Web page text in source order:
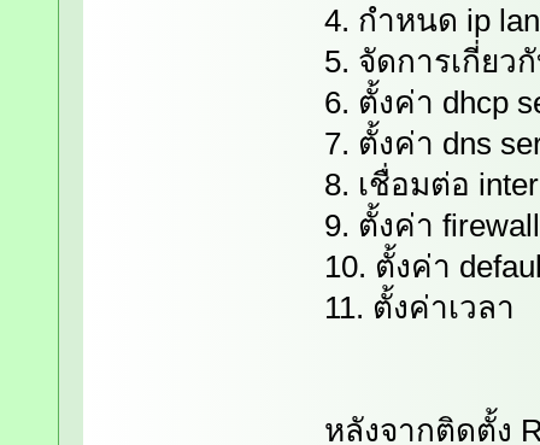
4. กำหนด ip lan
5. จัดการเกี่ยว
6. ตั้งค่า dhcp
7. ตั้งค่า dns
8. เชื่อมต่อ
9. ตั้งค่า
10. ตั้งค่า
11. ตั้งค่าเวลา
หลังจากติดตั้ง